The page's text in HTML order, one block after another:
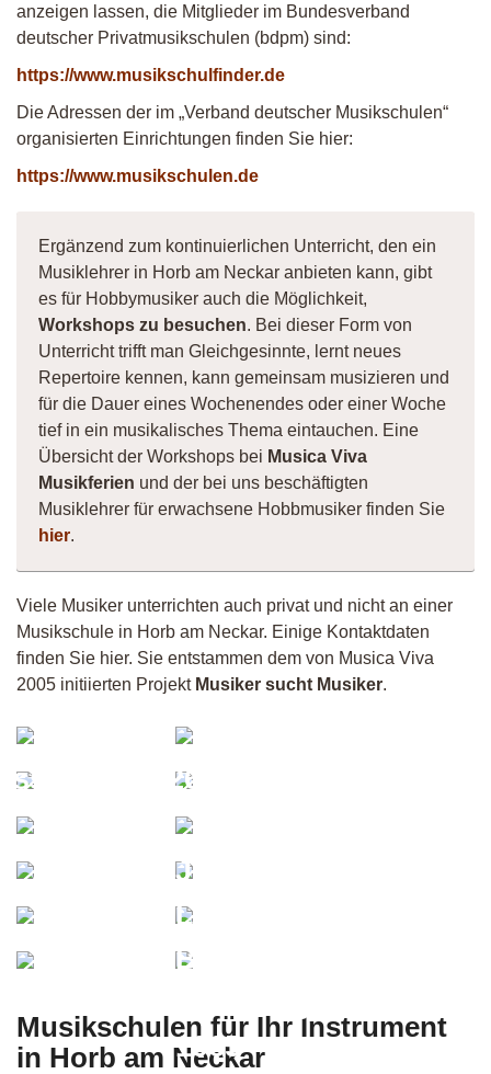
anzeigen lassen, die Mitglieder im Bundesverband
deutscher Privatmusikschulen (bdpm) sind:
https://www.musikschulfinder.de
Die Adressen der im „Verband deutscher Musikschulen“
organisierten Einrichtungen finden Sie hier:
https://www.musikschulen.de
Ergänzend zum kontinuierlichen Unterricht, den ein
Musiklehrer in Horb am Neckar anbieten kann, gibt
es für Hobbymusiker auch die Möglichkeit,
Workshops zu besuchen. Bei dieser Form von
Unterricht trifft man Gleichgesinnte, lernt neues
Repertoire kennen, kann gemeinsam musizieren und
für die Dauer eines Wochenendes oder einer Woche
tief in ein musikalisches Thema eintauchen. Eine
Übersicht der Workshops bei Musica Viva
Musikferien und der bei uns beschäftigten
Musiklehrer für erwachsene Hobbmusiker finden Sie
hier.
Viele Musiker unterrichten auch privat und nicht an einer
Musikschule in Horb am Neckar. Einige Kontaktdaten
finden Sie hier. Sie entstammen dem von Musica Viva
2005 initiierten Projekt Musiker sucht Musiker.
Anna-
Marielle
Krivec
Vittorio
Johannes
Ludwig,
BASS,
1965
Musikschulen für Ihr Instrument
in Horb am Neckar